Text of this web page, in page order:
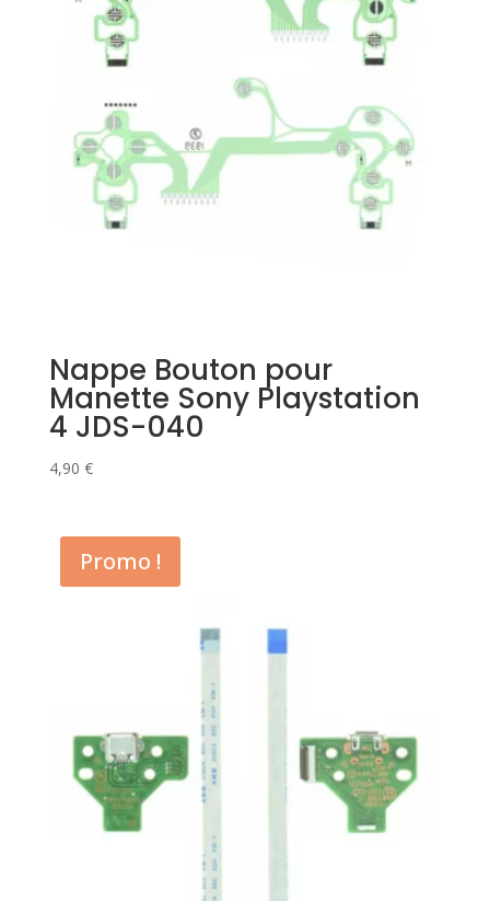
Nappe Bouton pour
Manette Sony Playstation
4 JDS-040
4,90 €
Promo !